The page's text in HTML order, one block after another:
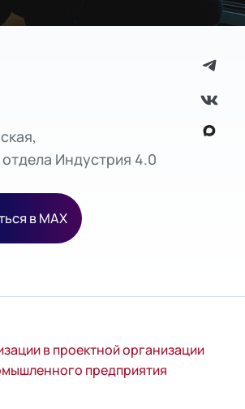
Индустрия 4.0
в MAX
в проектной организации
предприятия